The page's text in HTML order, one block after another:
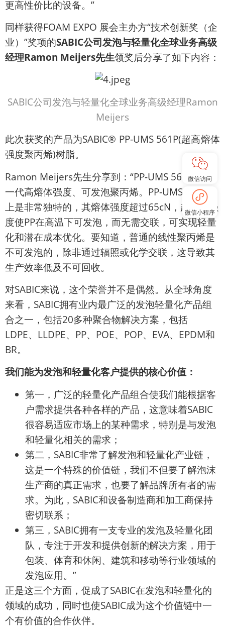
更高性价比的设备。”
同样获得FOAM EXPO 展会主办方“技术创新奖（企
业）”奖项的SABIC公司发泡与轻量化全球业务高级
经理Ramon Meijers先生领奖后分享了如下内容：
SABIC公司发泡与轻量化全球业务高级经理Ramon
Meijers
此次获奖的产品为SABIC® PP-UMS 561P(超高熔体
强度聚丙烯)树脂。
Ramon Meijers先生分享到：“PP-UMS 561P是新
一代高熔体强度、可发泡聚丙烯。PP-UMS在市场
上是非常独特的，其熔体强度超过65cN，超熔体强
度使PP在高温下可发泡，而无需交联，可实现轻量
化和潜在成本优化。要知道，普通的线性聚丙烯是
不可发泡的，除非通过辐照或化学交联，这导致其
生产效率低及不可回收。
对SABIC来说，这个荣誉并不是偶然。从全球角度
来看，SABIC拥有业内最广泛的发泡轻量化产品组
合之一，包括20多种聚合物解决方案，包括
LDPE、LLDPE、PP、POE、POP、EVA、EPDM和
BR。
我们能为发泡和轻量化客户提供的核心价值：
第一，广泛的轻量化产品组合使我们能根据客
户需求提供各种各样的产品，这意味着SABIC
很容易适应市场上的某种需求，特别是与发泡
和轻量化相关的需求；
第二，SABIC非常了解发泡和轻量化产业链，
这是一个特殊的价值链，我们不但要了解泡沫
生产商的真正需求，也要了解品牌所有者的需
求。为此，SABIC和设备制造商和加工商保持
密切联系；
第三，SABIC拥有一支专业的发泡及轻量化团
队，专注于开发和提供创新的解决方案，用于
包装、体育和休闲、建筑和移动等行业领域的
发泡应用。”
正是这三个方面，促成了SABIC在发泡和轻量化的
领域的成功，同时也使SABIC成为这个价值链中一
个有价值的合作伙伴。
微信访问
微信小程序